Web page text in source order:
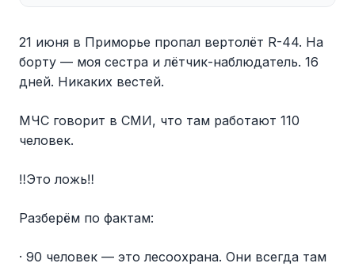
21 июня в Приморье пропал вертолёт R-44. На
борту — моя сестра и лётчик-наблюдатель. 16
дней. Никаких вестей.
МЧС говорит в СМИ, что там работают 110
человек.
‼️Это ложь‼️
Разберём по фактам:
· 90 человек — это лесоохрана. Они всегда там